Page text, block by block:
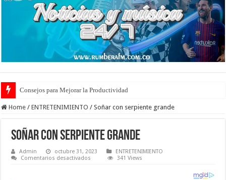
Consejos para Mejorar la Productividad
Cuidado de Escaras en la Piel: Prevención y Tratamiento Eficaz
Home / ENTRETENIMIENTO / Soñar con serpiente grande
Soñar con serpiente grande
Admin octubre 31, 2023
ENTRETENIMIENTO
Comentarios desactivados
341 Views